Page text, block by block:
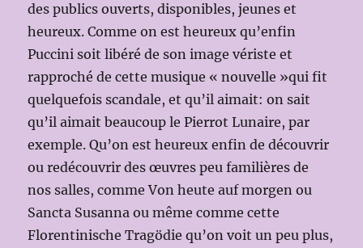
des publics ouverts, disponibles, jeunes et
heureux. Comme on est heureux qu’enfin
Puccini soit libéré de son image vériste et
rapproché de cette musique « nouvelle »qui fit
quelquefois scandale, et qu’il aimait: on sait
qu’il aimait beaucoup le Pierrot Lunaire, par
exemple. Qu’on est heureux enfin de découvrir
ou redécouvrir des œuvres peu familières de
nos salles, comme Von heute auf morgen ou
Sancta Susanna ou même comme cette
Florentinische Tragödie qu’on voit un peu plus,